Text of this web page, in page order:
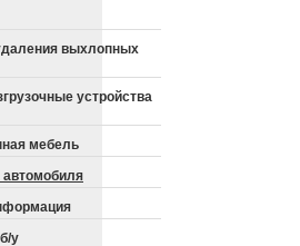
выхлопных
устройства
мебель
автомобиля
у